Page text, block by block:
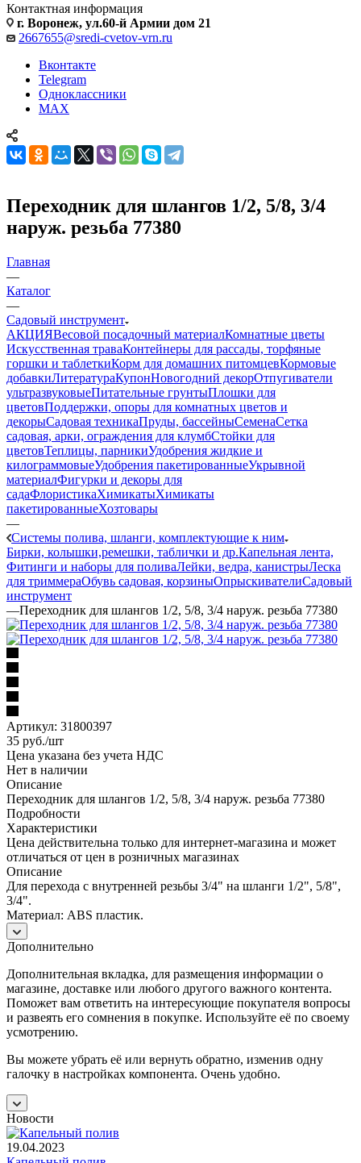
Контактная информация
г. Воронеж, ул.60-й Армии дом 21
2667655@sredi-cvetov-vrn.ru
Вконтакте
Telegram
Одноклассники
MAX
Переходник для шлангов 1/2, 5/8, 3/4
наруж. резьба 77380
Главная
—
Каталог
—
Садовый инструмент
АКЦИЯВесовой посадочный материалКомнатные цветы
Искусственная траваКонтейнеры для рассады, торфяные
горшки и таблеткиКорм для домашних питомцевКормовые
добавкиЛитератураКупонНовогодний декорОтпугиватели
ультразвуковыеПитательные грунтыПлошки для
цветовПоддержки, опоры для комнатных цветов и
декорыСадовая техникаПруды, бассейныСеменаСетка
садовая, арки, ограждения для клумбСтойки для
цветовТеплицы, парникиУдобрения жидкие и
килограммовыеУдобрения пакетированныеУкрывной
материалФигурки и декоры для
садаФлористикаХимикатыХимикаты
пакетированныеХозтовары
—
Системы полива, шланги, комплектующие к ним
Бирки, колышки,ремешки, таблички и др.Капельная лента,
Фитинги и наборы для поливаЛейки, ведра, канистрыЛеска
для триммераОбувь садовая, корзиныОпрыскивателиСадовый
инструмент
—Переходник для шлангов 1/2, 5/8, 3/4 наруж. резьба 77380
Артикул: 31800397
35 руб./шт
Цена указана без учета НДС
Нет в наличии
Описание
Переходник для шлангов 1/2, 5/8, 3/4 наруж. резьба 77380
Подробности
Характеристики
Цена действительна только для интернет-магазина и может
отличаться от цен в розничных магазинах
Описание
Для перехода с внутренней резьбы 3/4" на шланги 1/2", 5/8",
3/4".
Материал: ABS пластик.
Дополнительно
Дополнительная вкладка, для размещения информации о
магазине, доставке или любого другого важного контента.
Поможет вам ответить на интересующие покупателя вопросы
и развеять его сомнения в покупке. Используйте её по своему
усмотрению.
Вы можете убрать её или вернуть обратно, изменив одну
галочку в настройках компонента. Очень удобно.
Новости
19.04.2023